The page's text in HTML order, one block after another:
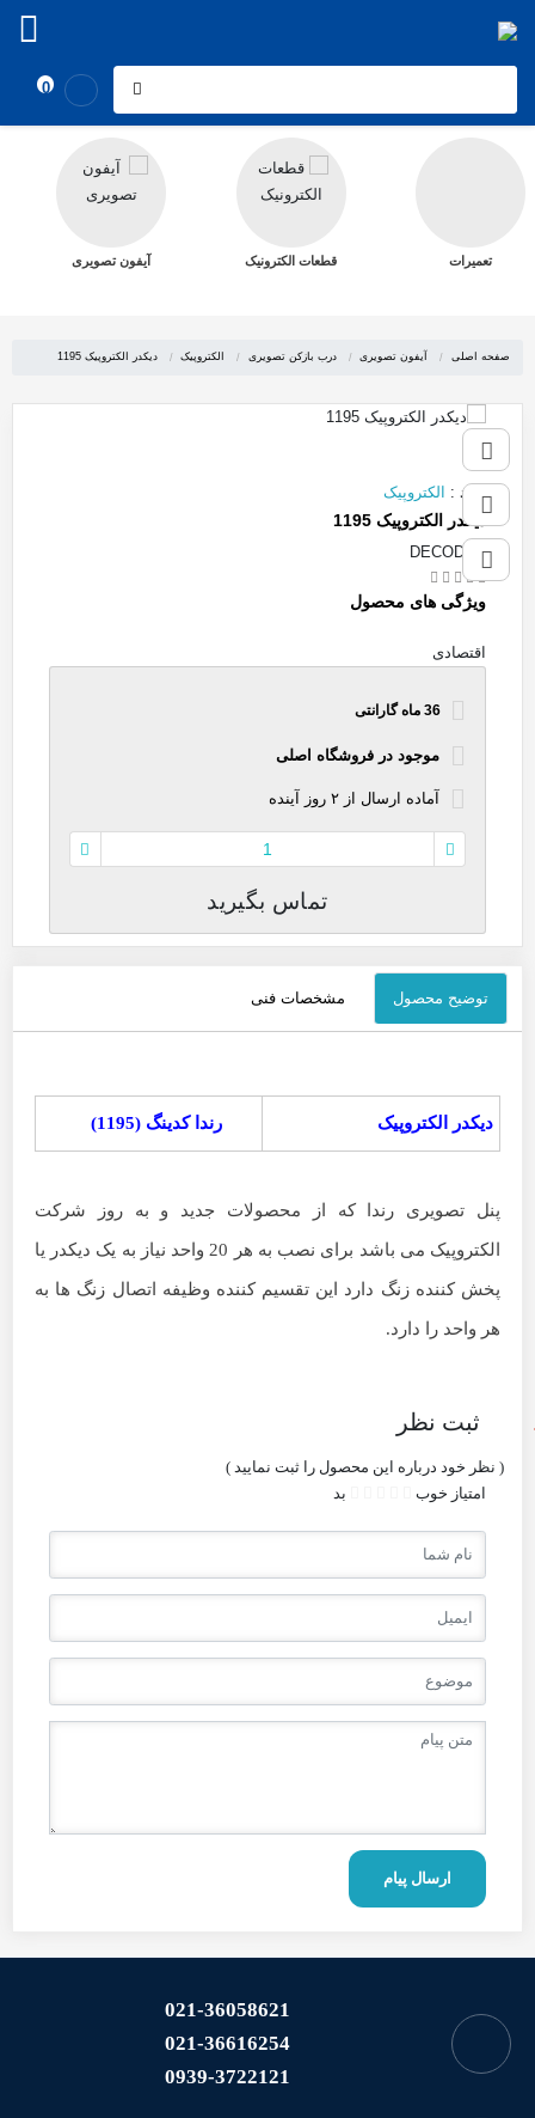
0
تعمیرات قطعات الکترونیک آیفون تصویری
صفحه اصلی آیفون تصویری درب بازکن تصویری الکتروپیک دیکدر الکتروپیک 1195
برند : الکتروپیک
دیکدر الکتروپیک 1195
DECODER
ویژگی های محصول
اقتصادی
36 ماه گارانتی
موجود در فروشگاه اصلی
آماده ارسال از۲ روز آینده
تماس بگیرید
توضیح محصول مشخصات فنی
دیکدر الکتروپیک رندا کدینگ (1195)
پنل تصویری رندا که از محصولات جدید و به روز شرکت
الکتروپیک می باشد برای نصب به هر 20 واحد نیاز به یک دیکدر یا
پخش کننده زنگ دارد این تقسیم کننده وظیفه اتصال زنگ ها به
هر واحد را دارد.
ثبت نظر
( نظر خود درباره این محصول را ثبت نمایید )
امتیاز خوب بد
ارسال پیام
021-36058621
021-36616254
0939-3722121